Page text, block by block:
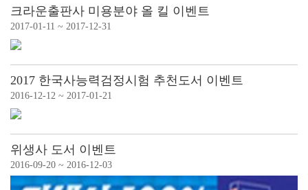
크라운출판사 미용분야 올 킬 이벤트
2017-01-11 ~ 2017-12-31
2017 한국사능력검정시험 추천도서 이벤트
2016-12-12 ~ 2017-01-21
위생사 도서 이벤트
2016-09-20 ~ 2016-12-03